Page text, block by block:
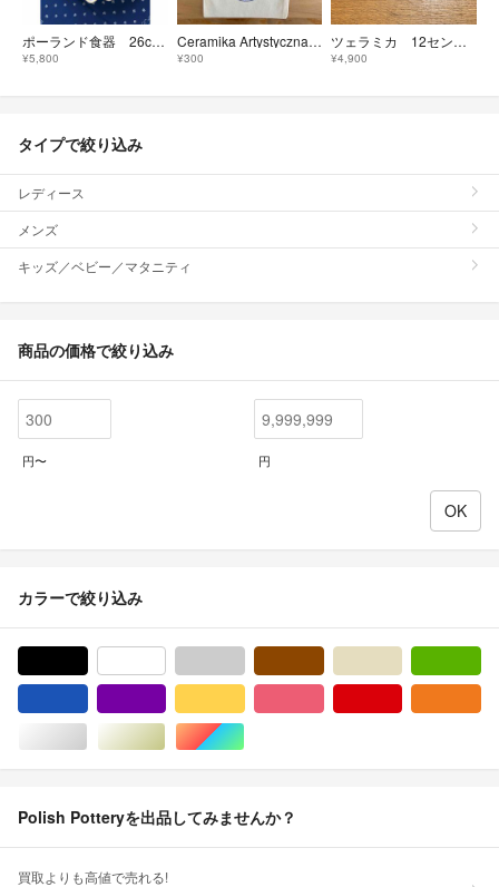
ポーランド食器 26cm波型オーブンディッシュ
¥5,800
Ceramika Artystyczna 巾着布袋
¥300
ツェラミカ 12センチプレート くま
¥4,900
タイプで絞り込み
レディース
メンズ
キッズ／ベビー／マタニティ
商品の価格で絞り込み
円〜 円
カラーで絞り込み
シルバー/銀色系ゴールド/金色系マルチカラー
Polish Potteryを出品してみませんか？
買取よりも高値で売れる!